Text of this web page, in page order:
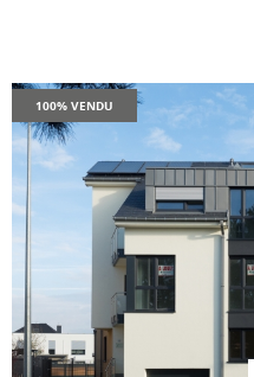
100% VENDU